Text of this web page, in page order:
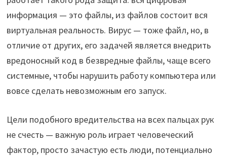
информация — это файлы, из файлов состоит вся
виртуальная реальность. Вирус — тоже файл, но, в
отличие от других, его задачей является внедрить
вредоносный код в безвредные файлы, чаще всего
системные, чтобы нарушить работу компьютера или
вовсе сделать невозможным его запуск.
Цели подобного вредительства на всех пальцах рук
не счесть — важную роль играет человеческий
фактор, просто зачастую есть люди, потенциально